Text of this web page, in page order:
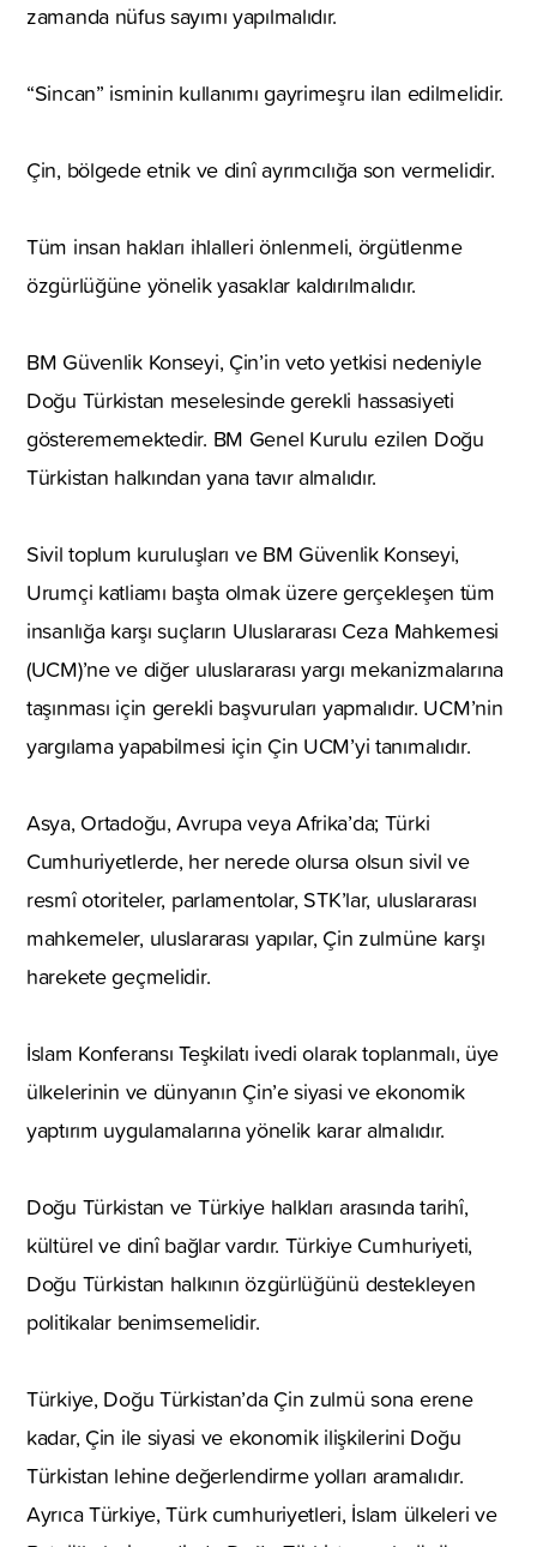
zamanda nüfus sayımı yapılmalıdır.
“Sincan” isminin kullanımı gayrimeşru ilan edilmelidir.
Çin, bölgede etnik ve dinî ayrımcılığa son vermelidir.
Tüm insan hakları ihlalleri önlenmeli, örgütlenme
özgürlüğüne yönelik yasaklar kaldırılmalıdır.
BM Güvenlik Konseyi, Çin’in veto yetkisi nedeniyle
Doğu Türkistan meselesinde gerekli hassasiyeti
gösterememektedir. BM Genel Kurulu ezilen Doğu
Türkistan halkından yana tavır almalıdır.
Sivil toplum kuruluşları ve BM Güvenlik Konseyi,
Urumçi katliamı başta olmak üzere gerçekleşen tüm
insanlığa karşı suçların Uluslararası Ceza Mahkemesi
(UCM)’ne ve diğer uluslararası yargı mekanizmalarına
taşınması için gerekli başvuruları yapmalıdır. UCM’nin
yargılama yapabilmesi için Çin UCM’yi tanımalıdır.
Asya, Ortadoğu, Avrupa veya Afrika’da; Türki
Cumhuriyetlerde, her nerede olursa olsun sivil ve
resmî otoriteler, parlamentolar, STK’lar, uluslararası
mahkemeler, uluslararası yapılar, Çin zulmüne karşı
harekete geçmelidir.
İslam Konferansı Teşkilatı ivedi olarak toplanmalı, üye
ülkelerinin ve dünyanın Çin’e siyasi ve ekonomik
yaptırım uygulamalarına yönelik karar almalıdır.
Doğu Türkistan ve Türkiye halkları arasında tarihî,
kültürel ve dinî bağlar vardır. Türkiye Cumhuriyeti,
Doğu Türkistan halkının özgürlüğünü destekleyen
politikalar benimsemelidir.
Türkiye, Doğu Türkistan’da Çin zulmü sona erene
kadar, Çin ile siyasi ve ekonomik ilişkilerini Doğu
Türkistan lehine değerlendirme yolları aramalıdır.
Ayrıca Türkiye, Türk cumhuriyetleri, İslam ülkeleri ve